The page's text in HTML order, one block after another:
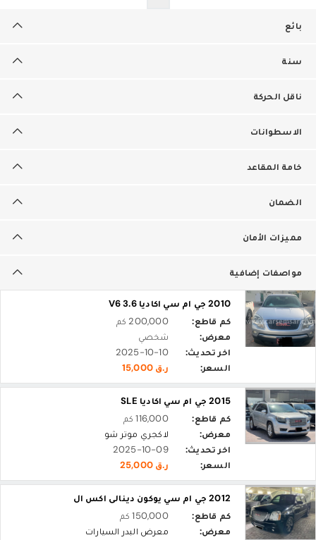
بائع
سنة
ناقل الحركة
الاسطوانات
خامة المقاعد
الضمان
مميزات الأمان
مواصفات إضافية
2010 جي ام سي اكاديا 3.6 V6
كم قاطع:
200,000 كم
معرض:
شخصي
اخر تحديث:
2025-10-10
السعر:
ر.ق 15,000
2015 جي ام سي اكاديا SLE
كم قاطع:
116,000 كم
معرض:
لاكجري موتر شو
اخر تحديث:
2025-10-09
السعر:
ر.ق 25,000
2012 جي ام سي يوكون دينالى اكس ال
كم قاطع:
150,000 كم
معرض:
معرض البدر السيارات